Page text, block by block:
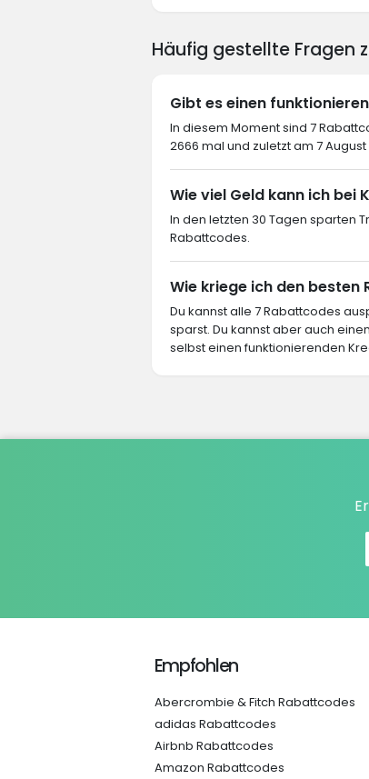
Häufig gestellte Fragen
Gibt es einen
In diesem Moment sind 7
2666 mal und zuletzt am 7
Wie viel Geld kann ich bei
In den letzten 30 Tagen sparten
Rabattcodes.
Wie kriege ich den besten
Du kannst alle 7 Rabattcodes
sparst. Du kannst aber auch
selbst einen funktionierenden
Empfohlen
Abercrombie & Fitch Rabattcodes
adidas Rabattcodes
Airbnb Rabattcodes
Amazon Rabattcodes